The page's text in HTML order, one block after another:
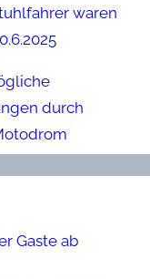
waren
durch
Gaste ab